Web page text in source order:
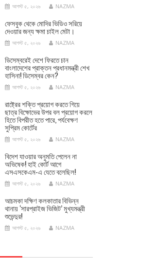
আগস্ট ৫, ২০২৬ NAZMA
ফেসবুক থেকে মোদির ভিডিও সরিয়ে
দেওয়ার জন্য ক্ষমা চাইল মেটা।
আগস্ট ৫, ২০২৬ NAZMA
ডিসেম্বরেই দেশে ফিরতে চান
বাংলাদেশের প্রাক্তন প্রধানমন্ত্রী শেখ
হাসিনা! ডিসেম্বর কেন?
আগস্ট ৫, ২০২৬ NAZMA
রাষ্ট্রের শক্তি প্রয়োগ করতে গিয়ে
ছাত্র বিক্ষোভের উপর বল প্রয়োগ করলে
হিতে বিপরীত হতে পারে, পর্যবেক্ষণ
সুপ্রিম কোর্টের
আগস্ট ৫, ২০২৬ NAZMA
বিদেশ যাওয়ার অনুমতি পেলেন না
অভিষেক! হাই কোর্ট আগে
এসএসকেএম-এ যেতে বলেছিল!
আগস্ট ৫, ২০২৬ NAZMA
আচমকা দক্ষিণ কলকাতার বিভিন্ন
থানায় ‘সারপ্রাইজ ভিজিট’ মুখ্যমন্ত্রী
শুভেন্দুর!
আগস্ট ৫, ২০২৬ NAZMA